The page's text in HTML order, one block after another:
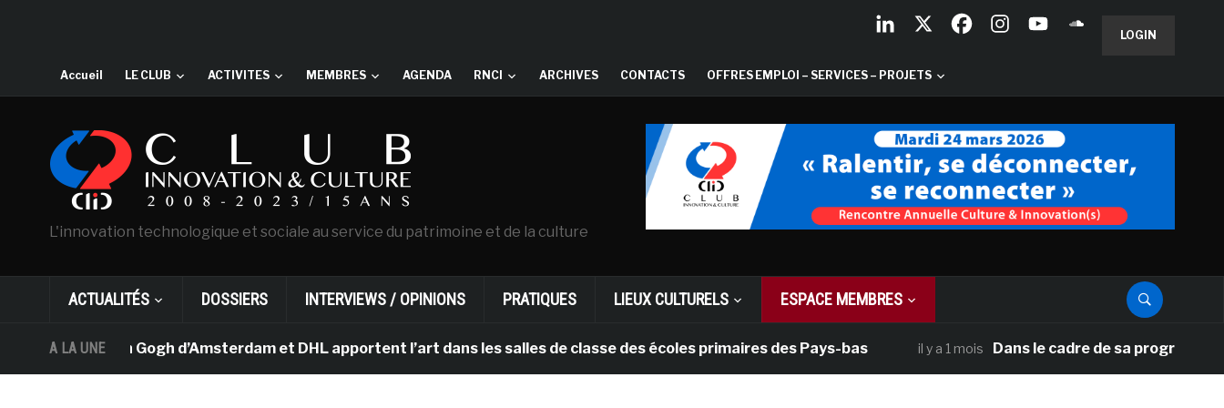
LOGIN
Accueil LE CLUB ACTIVITES MEMBRES AGENDA RNCI ARCHIVES CONTACTS OFFRES EMPLOI – SERVICES – PROJETS
L'innovation technologique et sociale au service du patrimoine et de la culture
ACTUALITÉS DOSSIERS INTERVIEWS / OPINIONS PRATIQUES LIEUX CULTURELS ESPACE MEMBRES
A LA UNE
musée Van Gogh d’Amsterdam et DHL apportent l’art dans les salles de classe des écoles primaires des Pays-bas il y a 1 mois Dans le cadre de sa programmation